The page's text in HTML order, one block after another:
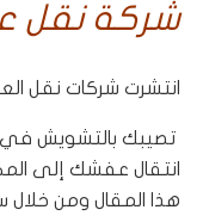
شركة نقل
انتشرت شركات نقل
تصيبك بالتشويش في
انتقال عفشك إلى
هذا المقال ومن خلال